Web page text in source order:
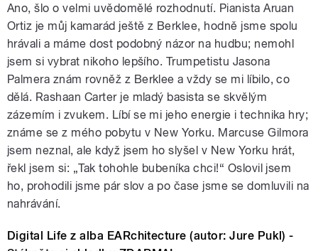
Ano, šlo o velmi uvědomělé rozhodnutí. Pianista Aruan
Ortiz je můj kamarád ještě z Berklee, hodně jsme spolu
hrávali a máme dost podobný názor na hudbu; nemohl
jsem si vybrat nikoho lepšího. Trumpetistu Jasona
Palmera znám rovněž z Berklee a vždy se mi líbilo, co
dělá. Rashaan Carter je mladý basista se skvělým
zázemím i zvukem. Líbí se mi jeho energie i technika hry;
známe se z mého pobytu v New Yorku. Marcuse Gilmora
jsem neznal, ale když jsem ho slyšel v New Yorku hrát,
řekl jsem si: „Tak tohohle bubeníka chci!“ Oslovil jsem
ho, prohodili jsme pár slov a po čase jsme se domluvili na
nahrávání.
Digital Life z alba EARchitecture (autor: Jure Pukl) -